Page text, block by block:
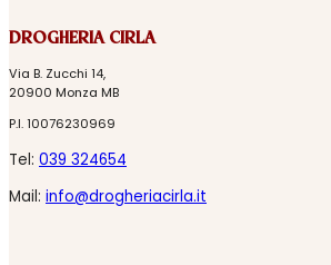
DROGHERIA CIRLA
Via B. Zucchi 14,
20900 Monza MB
P.I. 10076230969
Tel: 039 324654
Mail: info@drogheriacirla.it